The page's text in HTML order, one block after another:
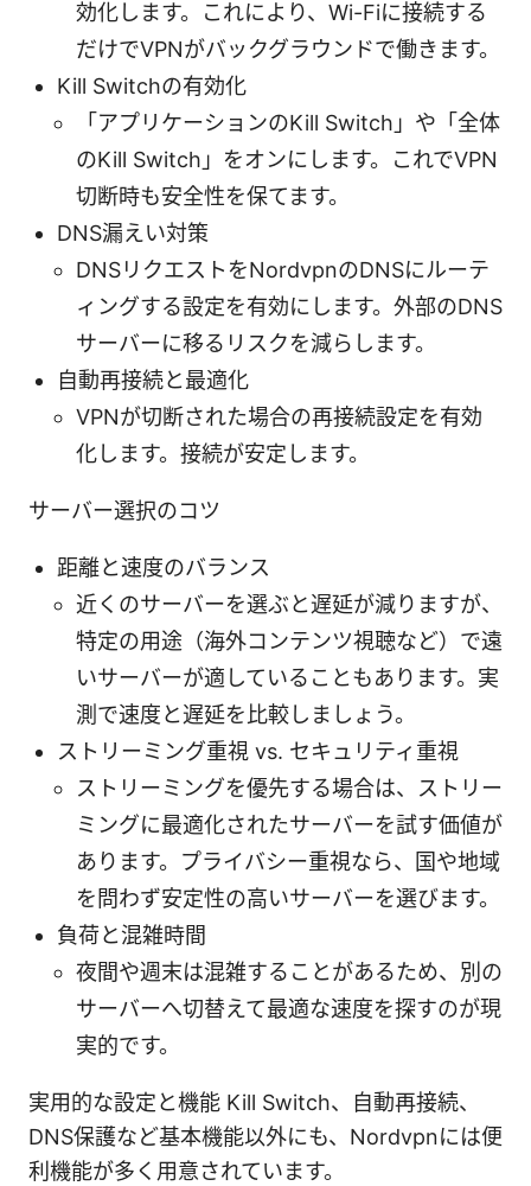
効化します。これにより、Wi-Fiに接続する
だけでVPNがバックグラウンドで働きます。
Kill Switchの有効化
「アプリケーションのKill Switch」や「全体
のKill Switch」をオンにします。これでVPN
切断時も安全性を保てます。
DNS漏えい対策
DNSリクエストをNordvpnのDNSにルーテ
ィングする設定を有効にします。外部のDNS
サーバーに移るリスクを減らします。
自動再接続と最適化
VPNが切断された場合の再接続設定を有効
化します。接続が安定します。
サーバー選択のコツ
距離と速度のバランス
近くのサーバーを選ぶと遅延が減りますが、
特定の用途（海外コンテンツ視聴など）で遠
いサーバーが適していることもあります。実
測で速度と遅延を比較しましょう。
ストリーミング重視 vs. セキュリティ重視
ストリーミングを優先する場合は、ストリー
ミングに最適化されたサーバーを試す価値が
あります。プライバシー重視なら、国や地域
を問わず安定性の高いサーバーを選びます。
負荷と混雑時間
夜間や週末は混雑することがあるため、別の
サーバーへ切替えて最適な速度を探すのが現
実的です。
実用的な設定と機能 Kill Switch、自動再接続、
DNS保護など基本機能以外にも、Nordvpnには便
利機能が多く用意されています。